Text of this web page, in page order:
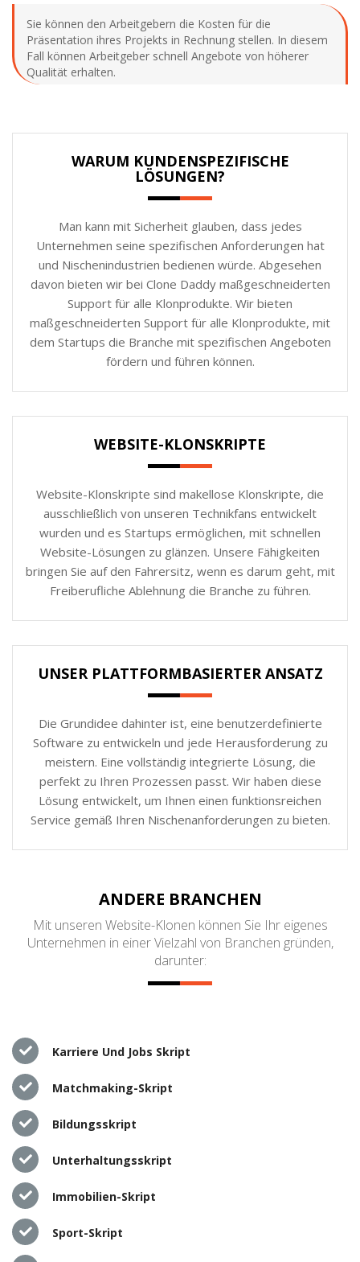
Sie können den Arbeitgebern die Kosten für die
Präsentation ihres Projekts in Rechnung stellen. In diesem
Fall können Arbeitgeber schnell Angebote von höherer
Qualität erhalten.
WARUM KUNDENSPEZIFISCHE
LÖSUNGEN?
Man kann mit Sicherheit glauben, dass jedes
Unternehmen seine spezifischen Anforderungen hat
und Nischenindustrien bedienen würde. Abgesehen
davon bieten wir bei Clone Daddy maßgeschneiderten
Support für alle Klonprodukte. Wir bieten
maßgeschneiderten Support für alle Klonprodukte, mit
dem Startups die Branche mit spezifischen Angeboten
fördern und führen können.
WEBSITE-KLONSKRIPTE
Website-Klonskripte sind makellose Klonskripte, die
ausschließlich von unseren Technikfans entwickelt
wurden und es Startups ermöglichen, mit schnellen
Website-Lösungen zu glänzen. Unsere Fähigkeiten
bringen Sie auf den Fahrersitz, wenn es darum geht, mit
Freiberufliche Ablehnung die Branche zu führen.
UNSER PLATTFORMBASIERTER ANSATZ
Die Grundidee dahinter ist, eine benutzerdefinierte
Software zu entwickeln und jede Herausforderung zu
meistern. Eine vollständig integrierte Lösung, die
perfekt zu Ihren Prozessen passt. Wir haben diese
Lösung entwickelt, um Ihnen einen funktionsreichen
Service gemäß Ihren Nischenanforderungen zu bieten.
ANDERE BRANCHEN
Mit unseren Website-Klonen können Sie Ihr eigenes
Unternehmen in einer Vielzahl von Branchen gründen,
darunter:
Karriere Und Jobs Skript
Matchmaking-Skript
Bildungsskript
Unterhaltungsskript
Immobilien-Skript
Sport-Skript